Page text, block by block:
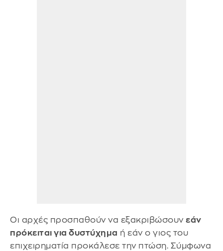
Οι αρχές προσπαθούν να εξακριβώσουν εάν
πρόκειται για δυστύχημα ή εάν ο γιος του
επιχειρηματία προκάλεσε την πτώση. Σύμφωνα